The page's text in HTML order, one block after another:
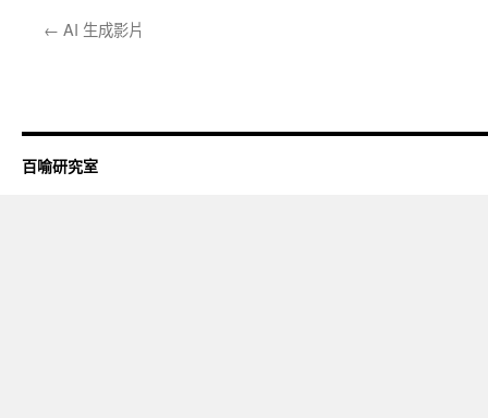
← AI 生成影片
百喻研究室